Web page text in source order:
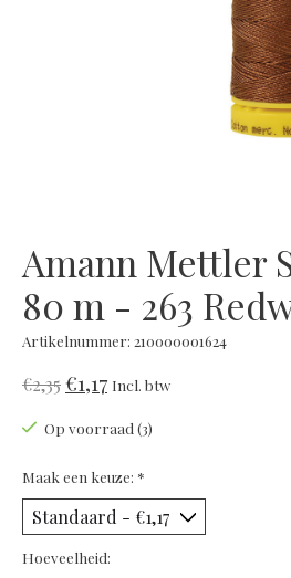
Amann Mettler
80 m - 263
Artikelnummer: 210000001624
€2,35€1,17 Incl. btw
Op voorraad (3)
Maak een keuze: *
Hoeveelheid: